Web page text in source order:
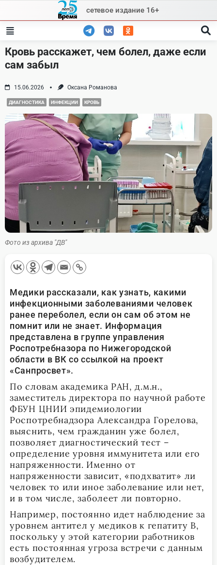
content
сетевое издание 16+
Кровь расскажет, чем болел, даже если
сам забыл
15.06.2026 Оксана Романова
ДИАГНОСТИКА ИНФЕКЦИИ КРОВЬ
Фото из архива "ДВ"
Медики рассказали, как узнать, какими
инфекционными заболеваниями человек
ранее переболел, если он сам об этом не
помнит или не знает. Информация
представлена в группе управления
Роспотребназора по Нижегородской
области в ВК со ссылкой на проект
«Санпросвет».
По словам академика РАН, д.м.н.,
заместитель директора по научной работе
ФБУН ЦНИИ эпидемиологии
Роспотребнадзора Александра Горелова,
выяснить, чем гражданин уже болел,
позволяет диагностический тест –
определение уровня иммунитета или его
напряженности. Именно от
напряженности зависит, «подхватит» ли
человек то или иное заболевание или нет,
и в том числе, заболеет ли повторно.
Например, постоянно идет наблюдение за
уровнем антител у медиков к гепатиту В,
поскольку у этой категории работников
есть постоянная угроза встречи с данным
возбудителем.